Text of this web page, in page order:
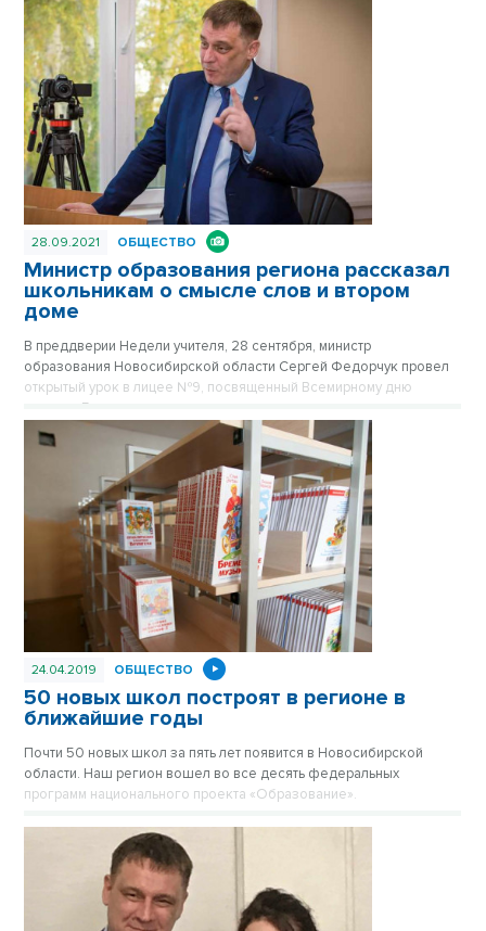
28.09.2021 ОБЩЕСТВО
Министр образования региона рассказал
школьникам о смысле слов и втором
доме
В преддверии Недели учителя, 28 сентября, министр
образования Новосибирской области Сергей Федорчук провел
открытый урок в лицее №9, посвященный Всемирному дню
учителя. Его слушателями на полтора часа стали учащиеся
педагогического и ИТ-классов.
24.04.2019 ОБЩЕСТВО
50 новых школ построят в регионе в
ближайшие годы
Почти 50 новых школ за пять лет появится в Новосибирской
области. Наш регион вошел во все десять федеральных
программ национального проекта «Образование».